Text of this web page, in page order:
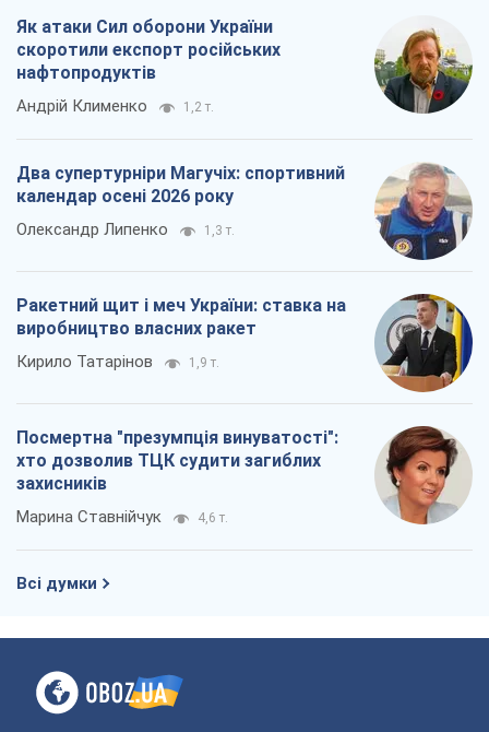
Як атаки Сил оборони України
скоротили експорт російських
нафтопродуктів
Андрій Клименко 1,2 т.
Два супертурніри Магучіх: спортивний
календар осені 2026 року
Олександр Липенко 1,3 т.
Ракетний щит і меч України: ставка на
виробництво власних ракет
Кирило Татарінов 1,9 т.
Посмертна "презумпція винуватості":
хто дозволив ТЦК судити загиблих
захисників
Марина Ставнійчук 4,6 т.
Всі думки